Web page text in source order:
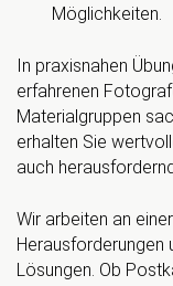
Möglichkeiten.
In praxisnahen
erfahrenen
Materialgruppen
erhalten Sie
auch
Wir arbeiten an
Herausforderungen
Lösungen. Ob